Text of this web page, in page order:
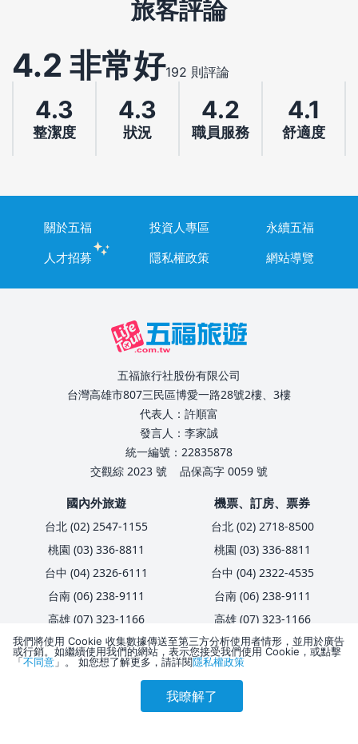
刷卡優惠 會員訂購
旅客評論
4.2 非常好192 則評論
4.3
整潔度
4.3
狀況
4.2
職員服務
4.1
舒適度
關於五福 投資人專區
永續五福
人才招募
隱私權政策 網站導覽
五福旅行社股份有限公司
台灣高雄市807三民區博愛一路28號2樓、3樓
代表人：許順富
發言人：李家誠
統一編號：22835878
交觀綜 2023 號
品保高字 0059 號
國內外旅遊
台北 (02) 2547-1155
桃園 (03) 336-8811
台中 (04) 2326-6111
台南 (06) 238-9111
高雄 (07) 323-1166
機票、訂房、票券
台北 (02) 2718-8500
桃園 (03) 336-8811
台中 (04) 2322-4535
台南 (06) 238-9111
高雄 (07) 323-1166
企業服務、員工旅遊
台北 (02) 2718-8001
台中 (04) 2326-7666
旅客服務
護照簽證
匯款資訊
我們將使用 Cookie 收集數據傳送至第三方分析使用者情形，並用於廣告
或行銷。如繼續使用我們的網站，表示您接受我們使用 Cookie，或點擊
「不同意 」。 如您想了解更多，請詳閱隱私權政策
我瞭解了